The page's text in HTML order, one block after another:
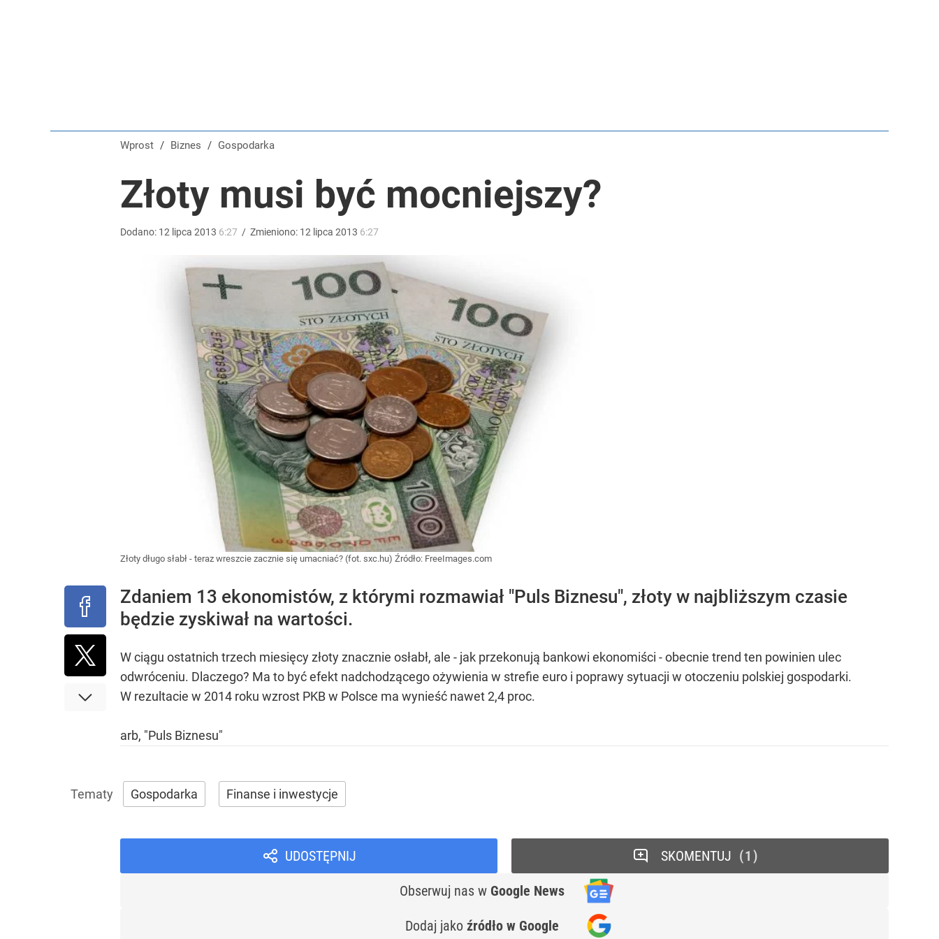
8
Temu, Shein i AliExpress już nie takie atrakcyjne. Polaków zapytano o zakupy
Wprost / Biznes / Gospodarka
Złoty musi być mocniejszy?
Dodano: 12 lipca 2013 6:27 / Zmieniono: 12 lipca 2013 6:27
Złoty długo słabł - teraz wreszcie zacznie się umacniać? (fot. sxc.hu) Źródło: FreeImages.com
Zdaniem 13 ekonomistów, z którymi rozmawiał "Puls Biznesu", złoty w najbliższym czasie
będzie zyskiwał na wartości.
W ciągu ostatnich trzech miesięcy złoty znacznie osłabł, ale - jak przekonują bankowi ekonomiści - obecnie trend ten powinien ulec
odwróceniu. Dlaczego? Ma to być efekt nadchodzącego ożywienia w strefie euro i poprawy sytuacji w otoczeniu polskiej gospodarki.
W rezultacie w 2014 roku wzrost PKB w Polsce ma wynieść nawet 2,4 proc.
arb, "Puls Biznesu"
Gospodarka Finanse i inwestycje
UDOSTĘPNIJ
Obserwuj nas w Google News
Dodaj jako źródło w Google
SKOMENTUJ 1